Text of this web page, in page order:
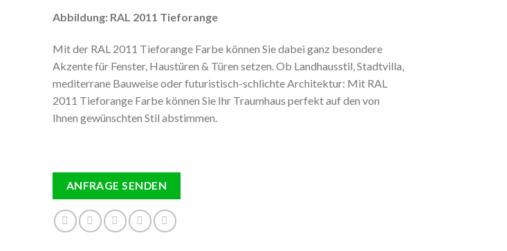
Abbildung: RAL 2011 Tieforange
Mit der RAL 2011 Tieforange Farbe können Sie dabei ganz besondere
Akzente für Fenster, Haustüren & Türen setzen. Ob Landhausstil, Stadtvilla,
mediterrane Bauweise oder futuristisch-schlichte Architektur: Mit RAL
2011 Tieforange Farbe können Sie Ihr Traumhaus perfekt auf den von
Ihnen gewünschten Stil abstimmen.